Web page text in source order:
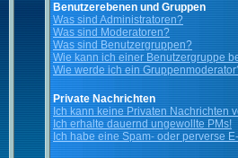
Benutzerebenen und Gruppen
Was sind Administratoren?
Was sind Moderatoren?
Was sind Benutzergruppen?
Wie kann ich einer Benutzergruppe
Wie werde ich ein
Private Nachrichten
Ich kann keine Privaten Nachrichten
Ich erhalte dauernd ungewollte PMs!
Ich habe eine Spam- oder perverse